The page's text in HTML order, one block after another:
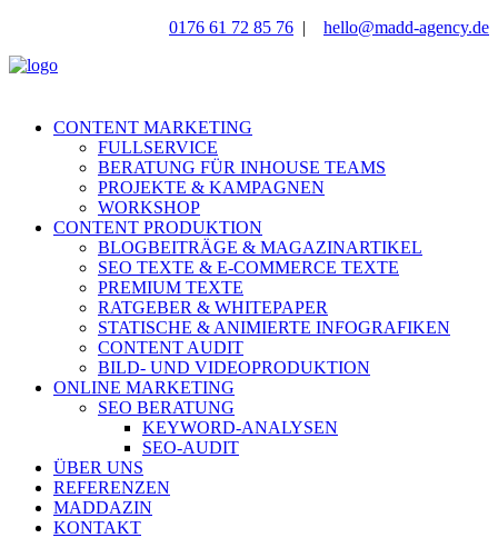
0176 61 72 85 76 | hello@madd-agency.de
CONTENT MARKETING
FULLSERVICE
BERATUNG FÜR INHOUSE TEAMS
PROJEKTE & KAMPAGNEN
WORKSHOP
CONTENT PRODUKTION
BLOGBEITRÄGE & MAGAZINARTIKEL
SEO TEXTE & E-COMMERCE TEXTE
PREMIUM TEXTE
RATGEBER & WHITEPAPER
STATISCHE & ANIMIERTE INFOGRAFIKEN
CONTENT AUDIT
BILD- UND VIDEOPRODUKTION
ONLINE MARKETING
SEO BERATUNG
KEYWORD-ANALYSEN
SEO-AUDIT
ÜBER UNS
REFERENZEN
MADDAZIN
KONTAKT